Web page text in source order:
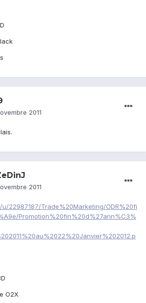
2011
2011
22987187/Trade%20Marketing/ODR%20fi
Promotion%20fin%20d%27ann%C3%
O2X